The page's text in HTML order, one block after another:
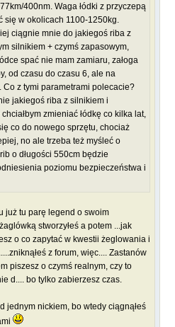
400nm. Waga łódki z przyczepą
się w okolicach 1100-1250kg.
ciągnie mnie do jakiegoś riba z
silnikiem + czymś zapasowym,
spać nie mam zamiaru, załoga
od czasu do czasu 6, ale na
Co z tymi parametrami polecacie?
jakiegoś riba z silnikiem i
zmieniać łódkę co kilka lat,
co do nowego sprzętu, chociaż
no ale trzeba też myśleć o
o długości 550cm będzie
poziomu bezpieczeństwa i
już tu parę legend o swoim
stworzyłeś a potem ...jak
o co zapytać w kwestii żeglowania i
z forum, więc.... Zastanów
piszesz o czymś realnym, czy to
d.... bo tylko zabierzesz czas.
jednym nickiem, bo wtedy ciągnąłeś